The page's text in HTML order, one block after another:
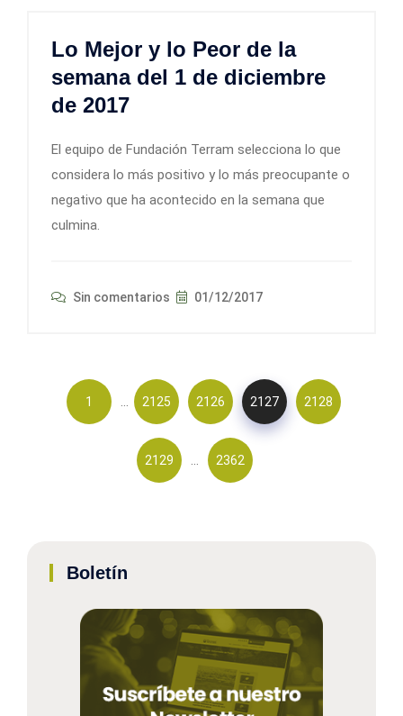
Lo Mejor y lo Peor de la
semana del 1 de diciembre
de 2017
El equipo de Fundación Terram selecciona lo que
considera lo más positivo y lo más preocupante o
negativo que ha acontecido en la semana que
culmina.
Sin comentarios 01/12/2017
1 … 2125 2126 2127 2128
2129 … 2362
Boletín